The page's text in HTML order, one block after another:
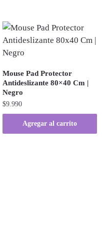
Mouse Pad Protector
Antideslizante 80×40 Cm |
Negro
$9.990
Agregar al carrito